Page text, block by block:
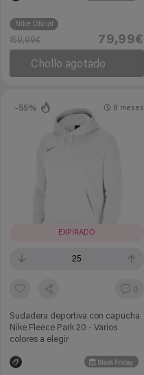
Nike Oficial
159,99€ 79,99€
Chollo agotado
-55%
EXPIRADO
25
0
Sudadera deportiva con capucha
Nike Fleece Park 20 - Varios
colores a elegir
Black Friday
8 meses